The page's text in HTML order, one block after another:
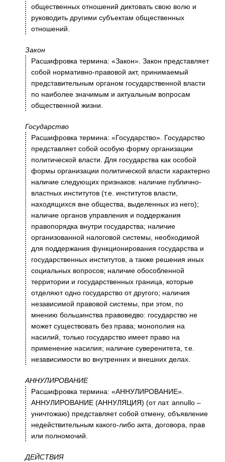
общественных отношений диктовать свою волю и
руководить другими субъектам общественных
отношений.
Закон
Расшифровка термина: «Закон». Закон представляет
собой нормативно-правовой акт, принимаемый
представительным органом государственной власти
по наиболее значимым и актуальным вопросам
общественной жизни.
Государство
Расшифровка термина: «Государство». Государство
представляет собой особую форму организации
политической власти. Для государства как особой
формы организации политической власти характерно
наличие следующих признаков: наличие публично-
властных институтов (т.е. институтов власти,
находящихся вне общества, выделенных из него);
наличие органов управления и поддержания
правопорядка внутри государства; наличие
организованной налоговой системы, необходимой
для поддержания функционирования государства и
государственных институтов, а также решения иных
социальных вопросов; наличие обособленной
территории и государственных граница, которые
отделяют одно государство от другого; наличия
независимой правовой системы, при этом, по
мнению большинства правоведво: государство не
может существовать без права; монополия на
насилий, только государство имеет право на
применение насилия; наличие суверенитета, т.е.
независимости во внутренних и внешних делах.
АННУЛИРОВАНИЕ
Расшифровка термина: «АННУЛИРОВАНИЕ».
АННУЛИРОВАНИЕ (АННУЛЯЦИЯ) (от лат. annullo –
уничтожаю) представляет собой отмену, объявление
недействительным какого-либо акта, договора, прав
или полномочий.
ДЕЙСТВИЯ